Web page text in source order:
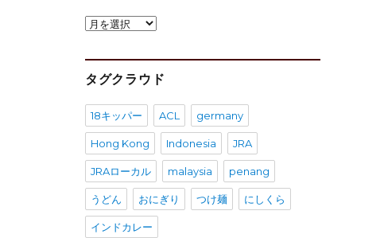
ア
カ
イ
タグクラウド
18キッパー ACL germany
Hong Kong Indonesia JRA
JRAローカル malaysia penang
うどん おにぎり つけ麺 にしくら
インドカレー